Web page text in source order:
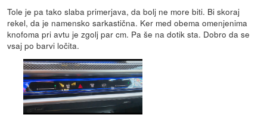
Tole je pa tako slaba primerjava, da bolj ne more biti. Bi skoraj
rekel, da je namensko sarkastična. Ker med obema omenjenima
knofoma pri avtu je zgolj par cm. Pa še na dotik sta. Dobro da se
vsaj po barvi ločita.